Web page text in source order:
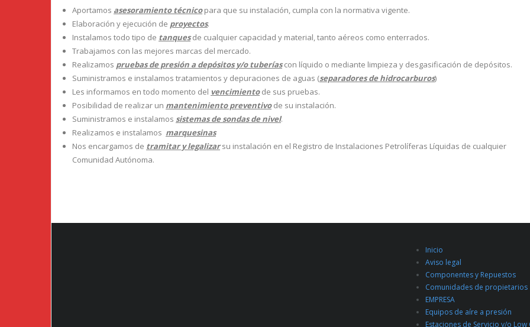
Aportamos asesoramiento técnicopara que su instalación, cumpla con la normativa vigente.
Elaboración y ejecución de proyectos.
Instalamos todo tipo de tanquesde cualquier capacidad y material, tanto aéreos como enterrados.
Trabajamos con las mejores marcas del mercado.
Realizamos pruebas de presión a depósitos y/o tuberíascon líquido o mediante limpieza y desgasificación de depósitos.
Suministramos e instalamos tratamientos y depuraciones de aguas (separadores de hidrocarburos)
Les informamos en todo momento del vencimientode sus pruebas.
Posibilidad de realizar un mantenimiento preventivode su instalación.
Suministramos e instalamos sistemas de sondas de nivel.
Realizamos e instalamos marquesinas
Nos encargamos de tramitar y legalizarsu instalación en el Registro de Instalaciones Petrolíferas Líquidas de cualquier
Comunidad Autónoma.
Inicio
Aviso legal
Componentes y Repuestos
Comunidades de propietarios
EMPRESA
Equipos de aíre a presión
Estaciones de Servicio y/o Low